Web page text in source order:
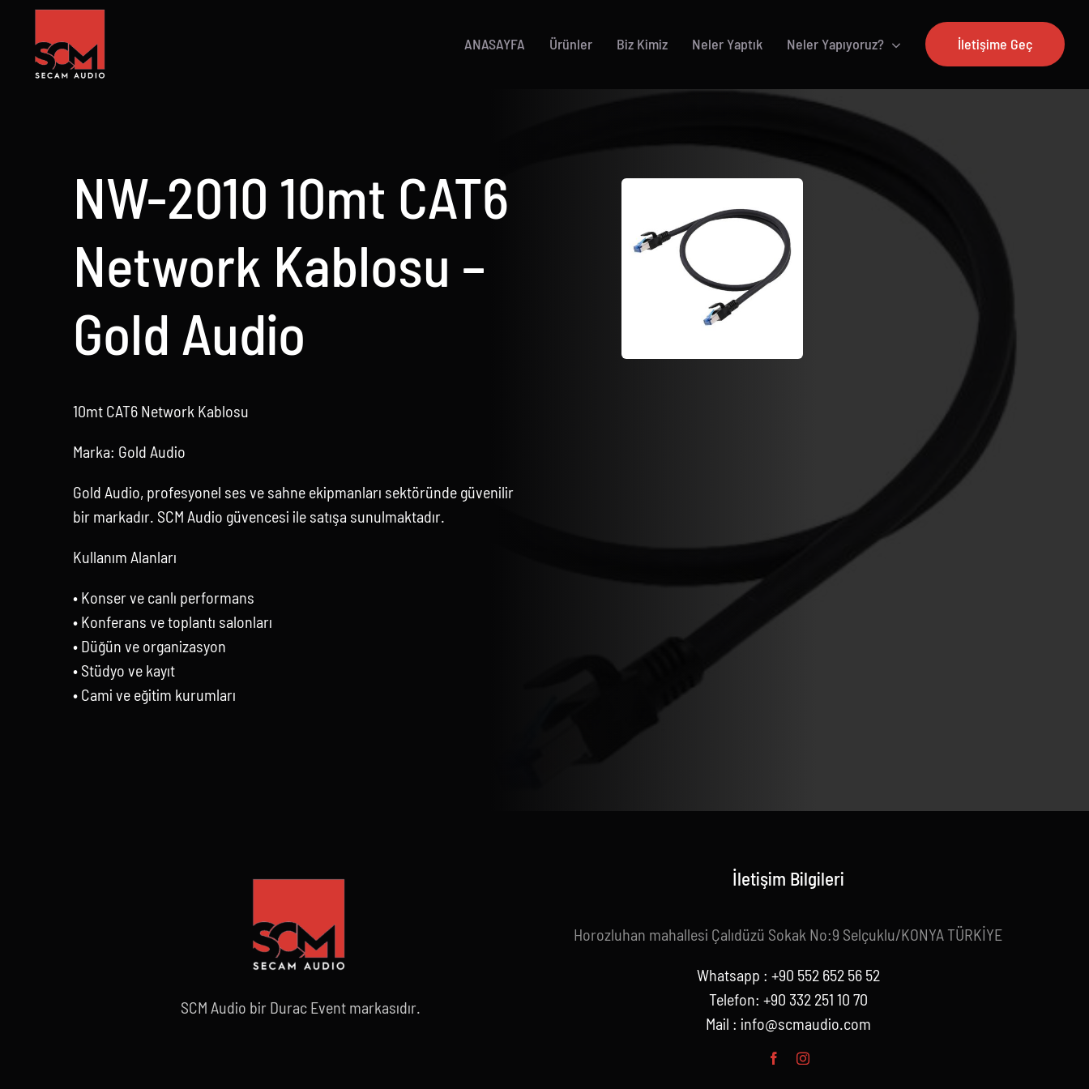
content
ANASAYFA Ürünler Biz Kimiz Neler Yaptık Neler Yapıyoruz? İletişime Geç
NW-2010 10mt CAT6
Network Kablosu –
Gold Audio
10mt CAT6 Network Kablosu
Marka: Gold Audio
Gold Audio, profesyonel ses ve sahne ekipmanları sektöründe güvenilir
bir markadır. SCM Audio güvencesi ile satışa sunulmaktadır.
Kullanım Alanları
• Konser ve canlı performans
• Konferans ve toplantı salonları
• Düğün ve organizasyon
• Stüdyo ve kayıt
• Cami ve eğitim kurumları
SCM Audio bir Durac Event markasıdır.
İletişim Bilgileri
Horozluhan mahallesi Çalıdüzü Sokak No:9 Selçuklu/KONYA TÜRKİYE
Whatsapp : +90 552 652 56 52
Telefon: +90 332 251 10 70
Mail : info@scmaudio.com